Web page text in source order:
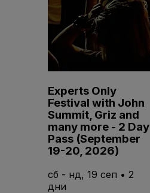
Experts Only
Festival with John
Summit, Griz and
many more - 2 Day
Pass (September
19-20, 2026)
сб - нд, 19 сеп • 2
дни